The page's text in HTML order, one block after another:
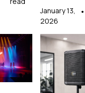
January 13,
2026
•